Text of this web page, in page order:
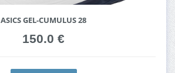
ASICS GEL-CUMULUS 28
150.0 €